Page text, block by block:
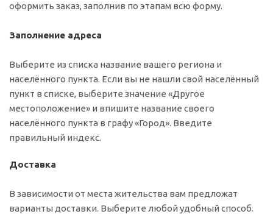
оформить заказ, заполнив по этапам всю форму.
Заполнение адреса
Выберите из списка название вашего региона и
населённого пункта. Если вы не нашли свой населённый
пункт в списке, выберите значение «Другое
местоположение» и впишите название своего
населённого пункта в графу «Город». Введите
правильный индекс.
Доставка
В зависимости от места жительства вам предложат
варианты доставки. Выберите любой удобный способ.